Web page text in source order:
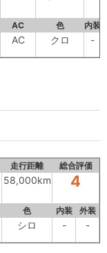
AC 色 内装
AC クロ -
走行距離 総合評価
58,000km 4
色 内装 外装
シロ - -